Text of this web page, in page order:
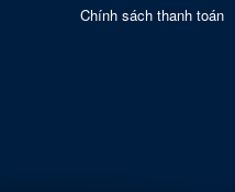
Chính sách thanh toán